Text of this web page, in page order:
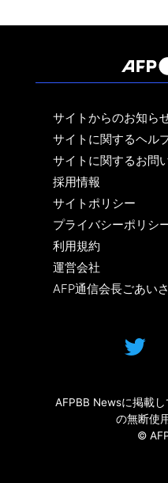
サイトからのお知ら
サイトに関するヘル
サイトに関するお問
採用情報
サイトポリシー
プライバシーポリシ
利用規約
運営会社
AFP通信会長ごあい
AFPBB Newsに掲載
の無断使
©